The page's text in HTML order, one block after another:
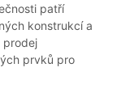
patří
konstrukcí a
prodej
prvků pro